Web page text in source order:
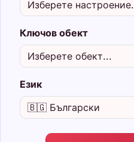
Ключов обект
Език